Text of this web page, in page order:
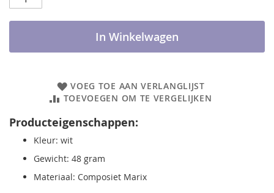
In Winkelwagen
VOEG TOE AAN VERLANGLIJST
TOEVOEGEN OM TE VERGELIJKEN
Producteigenschappen:
Kleur: wit
Gewicht: 48 gram
Materiaal: Composiet Marix